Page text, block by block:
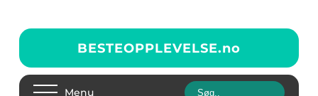
BESTEOPPLEVELSE.no
Menu